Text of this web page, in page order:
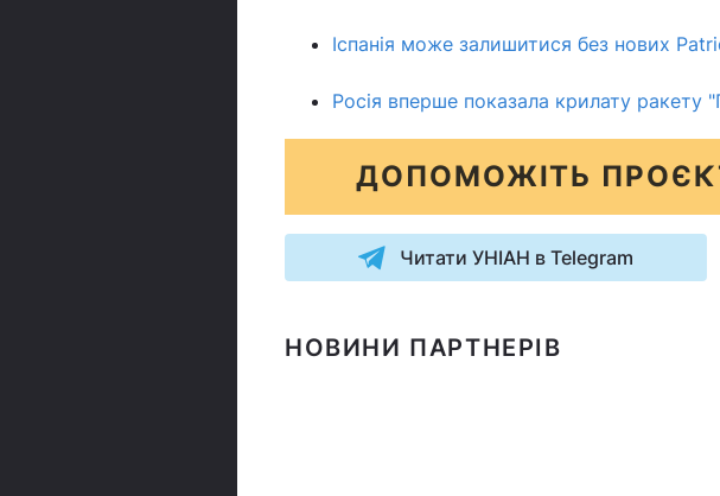
Іспанія може залишитися без нових
Росія вперше показала крилату ракету
ДОПОМОЖІТЬ
Читати УНІАН в Telegram
НОВИНИ ПАРТНЕРІВ